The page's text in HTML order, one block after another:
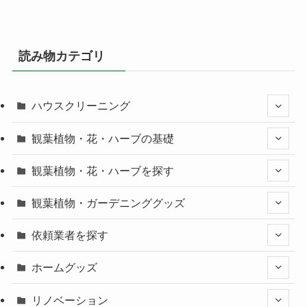
読み物カテゴリ
ハウスクリーニング
観葉植物・花・ハーブの基礎
観葉植物・花・ハーブを探す
観葉植物・ガーデニンググッズ
依頼業者を探す
ホームグッズ
リノベーション